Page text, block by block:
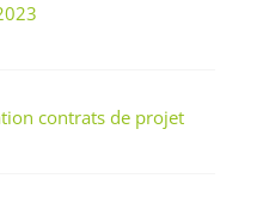
contrats de projet